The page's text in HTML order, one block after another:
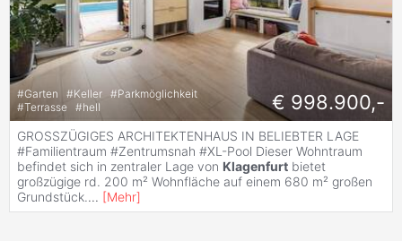
#Garten #Keller #Parkmöglichkeit
#Terrasse #hell € 998.900,-
GROSSZÜGIGES ARCHITEKTENHAUS IN BELIEBTER LAGE
#Familientraum #Zentrumsnah #XL-Pool Dieser Wohntraum
befindet sich in zentraler Lage von Klagenfurt bietet
großzügige rd. 200 m² Wohnfläche auf einem 680 m² großen
Grundstück.... [Mehr]